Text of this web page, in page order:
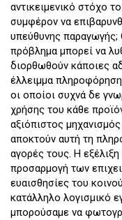
αντικειμενικό στόχο
συμφέρον να
υπεύθυνης παραγωγής;
πρόβλημα μπορεί να
διορθωθούν κάποιες
έλλειμμα
οι οποίοι συχνά δε
χρήσης του κάθε
αξιόπιστος
αποκτούν αυτή τη
αγορές τους. Η
προσαρμογή των
ευαισθησίες του
κατάλληλο λογισμικό
μπορούσαμε να